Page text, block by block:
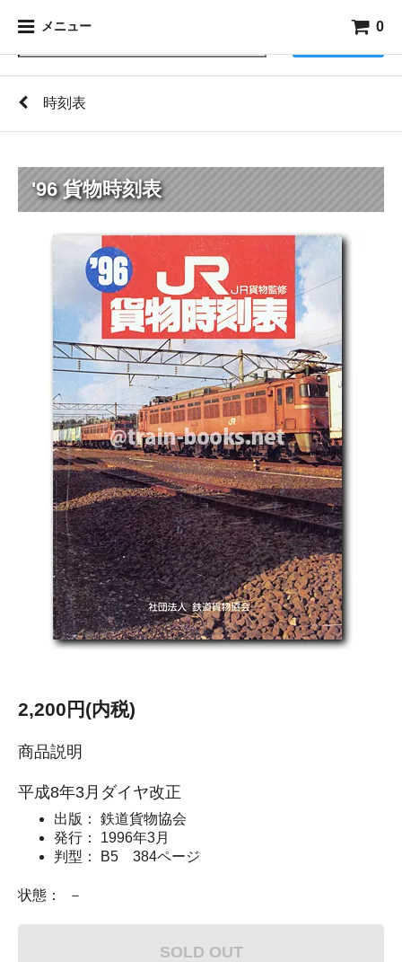
メニュー 0
時刻表
'96 貨物時刻表
2,200円(内税)
商品説明
平成8年3月ダイヤ改正
出版： 鉄道貨物協会
発行： 1996年3月
判型： B5 384ページ
状態： －
SOLD OUT